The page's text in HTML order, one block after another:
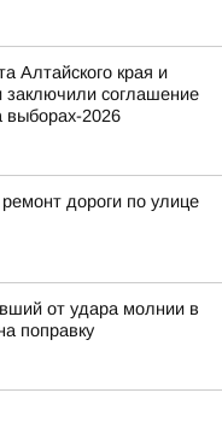
Алтайского края и
заключили соглашение
выборах-2026
дороги по улице
от удара молнии в
поправку